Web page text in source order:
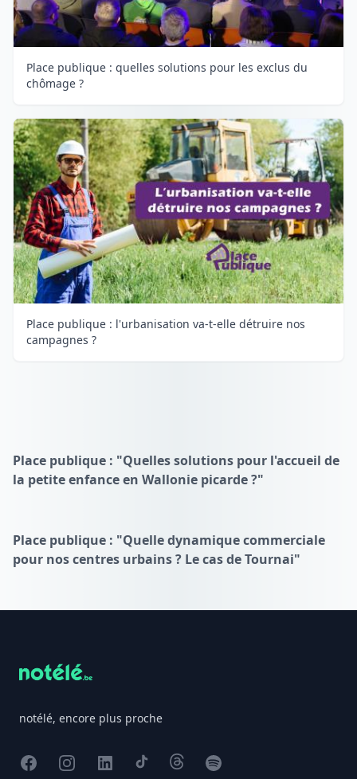
Place publique : quelles solutions pour les exclus du
chômage ?
Place publique : l'urbanisation va-t-elle détruire nos
campagnes ?
Place publique : "Quelles solutions pour l'accueil de
la petite enfance en Wallonie picarde ?"
Place publique : "Quelle dynamique commerciale
pour nos centres urbains ? Le cas de Tournai"
notélé, encore plus proche
FacebookInstagram
X TikTokThreadsSpotify